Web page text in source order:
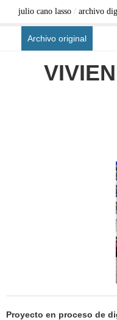
julio cano lasso / archivo
Archivo original
Proyecto en proceso de